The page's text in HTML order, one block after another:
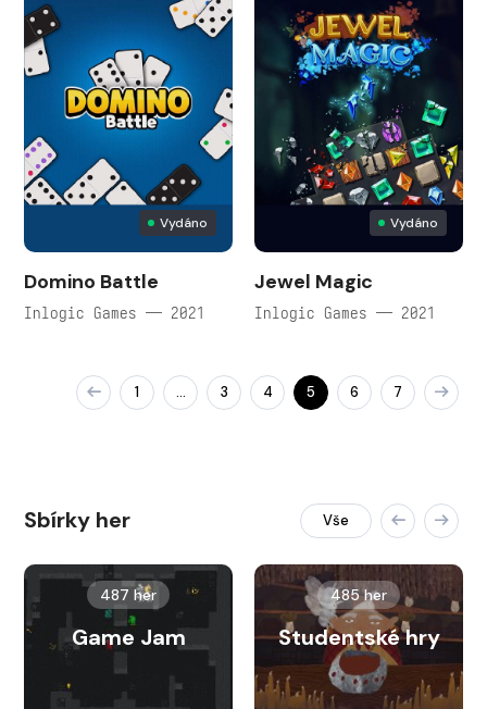
Vydáno
Domino Battle
Inlogic Games — 2021
Vydáno
Jewel Magic
Inlogic Games — 2021
1 … 3 4 5 6 7
Sbírky her Vše
487 her
Game Jam
485 her
Studentské hry